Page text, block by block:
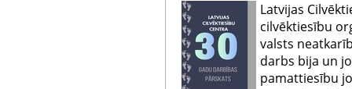
Latvijas
cilvēktiesību
valsts
darbs bija un
pamattiesību